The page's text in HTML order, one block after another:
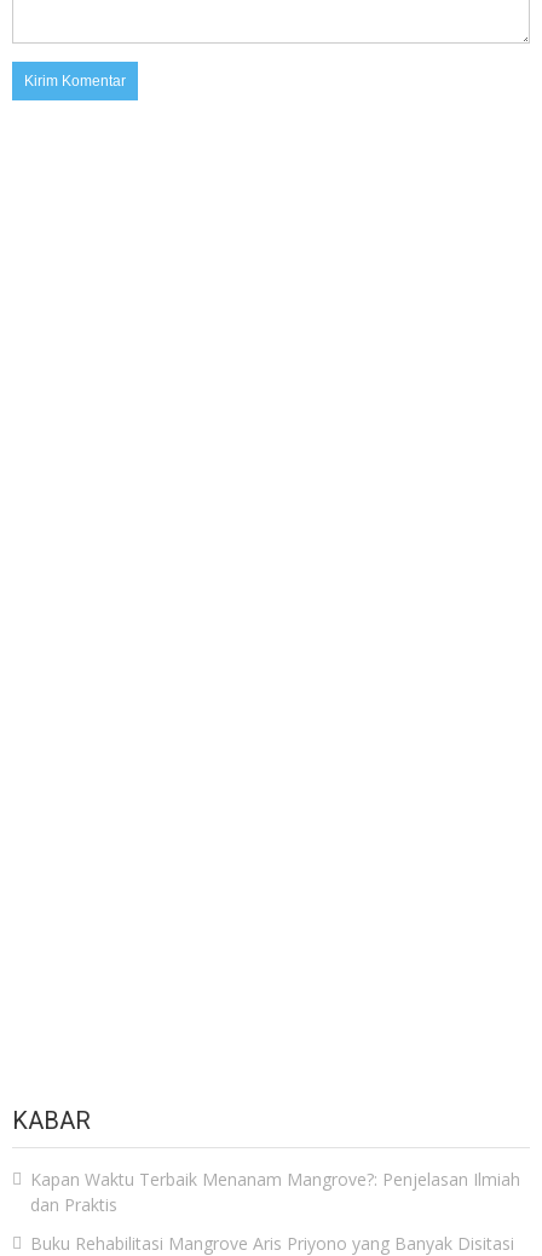
KABAR
Kapan Waktu Terbaik Menanam Mangrove?: Penjelasan Ilmiah
dan Praktis
Buku Rehabilitasi Mangrove Aris Priyono yang Banyak Disitasi